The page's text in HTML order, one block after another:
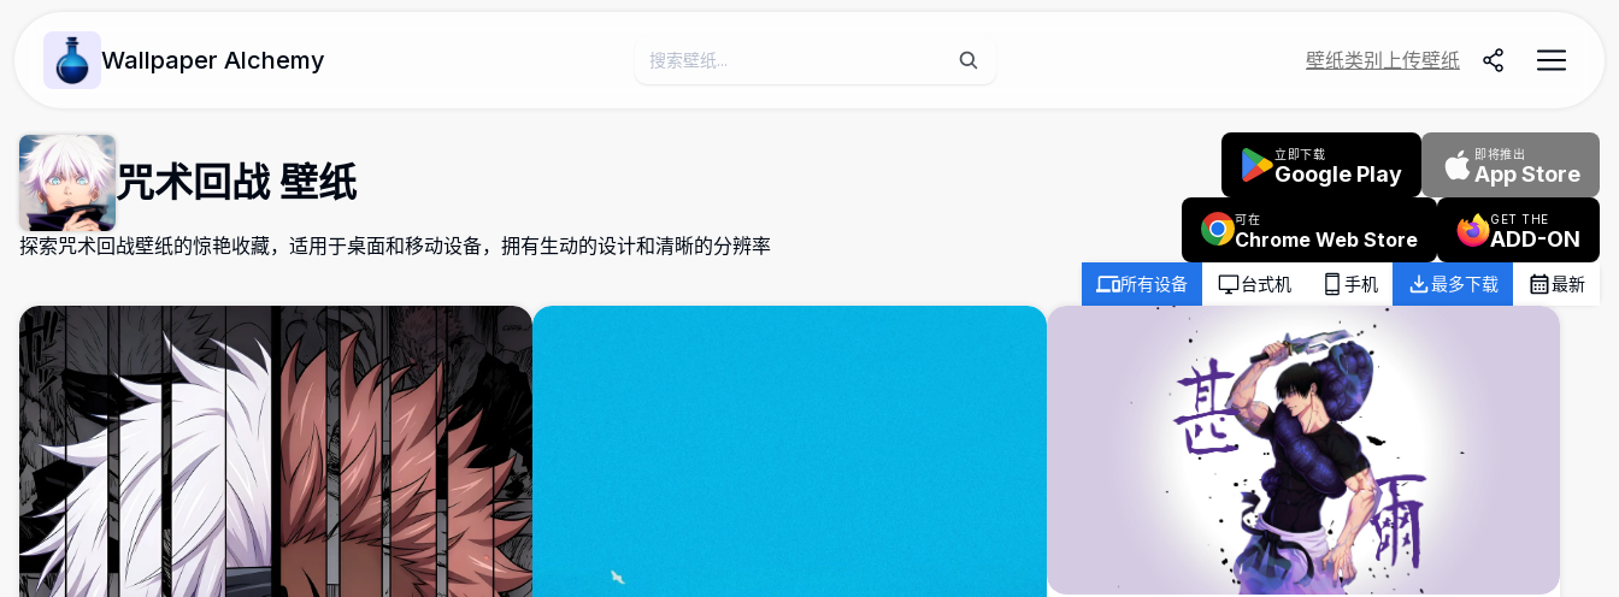
Wallpaper Alchemy 壁纸类别 上传壁纸
咒术回战 壁纸
探索咒术回战壁纸的惊艳收藏，适用于桌面和移动设备，拥有生动的设计和清晰的分辨率
立即下载
Google Play
即将推出
App Store
可在
Chrome Web Store
GET THE
ADD-ON
所有设备 台式机 手机 最多下载 最新